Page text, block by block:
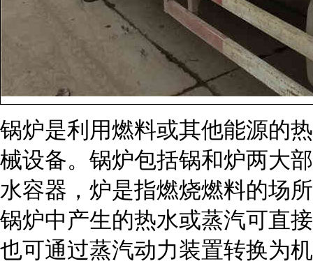
锅炉是利用燃料或其他能源的
械设备。锅炉包括锅和炉两大
水容器，炉是指燃烧燃料的场
锅炉中产生的热水或蒸汽可直
也可通过蒸汽动力装置转换为